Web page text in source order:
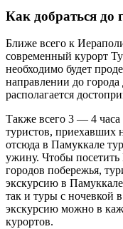
Как добраться до
Ближе всего к
современный курорт
необходимо будет
направлении до
располагается
Также всего 3 — 4 часа
туристов, приехавших
отсюда в Памуккале
ужину. Чтобы
городов побережья,
экскурсию в
так и туры с ночевкой
экскурсию можно в
курортов.